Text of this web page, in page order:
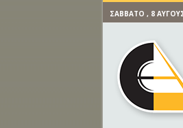
ΣΆΒΒΑΤΟ , 8